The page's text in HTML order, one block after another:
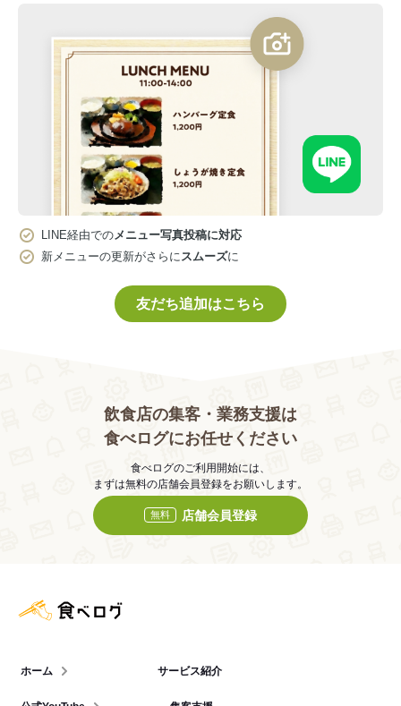
LINE経由でのメニュー写真投稿に対応
新メニューの更新がさらにスムーズに
友だち追加はこちら
飲食店の集客・業務支援は
食べログにお任せください
食べログのご利用開始には、
まずは無料の店舗会員登録をお願いします。
無料 店舗会員登録
ホーム サービス紹介